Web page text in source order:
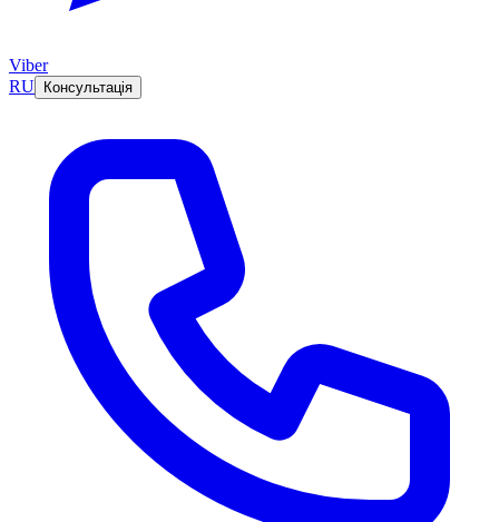
Viber
RU
Консультація